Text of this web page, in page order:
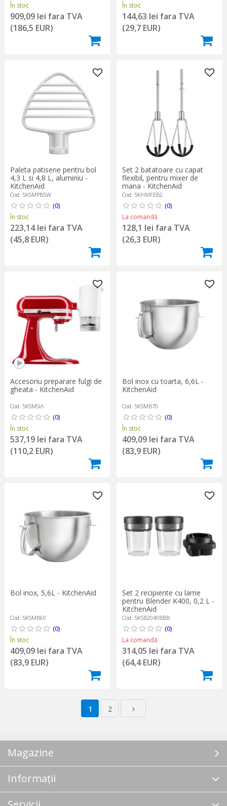
În stoc
909,09 lei fara TVA
(186,5 EUR)
În stoc
144,63 lei fara TVA
(29,7 EUR)
Paleta patiserie pentru bol
4,3 L si 4,8 L, aluminiu -
KitchenAid
Cod: 5KSMPB5W
(0)
În stoc
223,14 lei fara TVA
(45,8 EUR)
Set 2 batatoare cu capat
flexibil, pentru mixer de
mana - KitchenAid
Cod: 5KHMFEB2
(0)
La comandă
128,1 lei fara TVA
(26,3 EUR)
Accesoriu preparare fulgi de
gheata - KitchenAid
Cod: 5KSMSIA
(0)
În stoc
537,19 lei fara TVA
(110,2 EUR)
Bol inox cu toarta, 6,6L -
KitchenAid
Cod: 5KSMB70
(0)
În stoc
409,09 lei fara TVA
(83,9 EUR)
Bol inox, 5,6L - KitchenAid
Cod: 5KSMB60
(0)
În stoc
409,09 lei fara TVA
(83,9 EUR)
Set 2 recipiente cu lame
pentru Blender K400, 0,2 L -
KitchenAid
Cod: 5KSB2040BBB
(0)
La comandă
314,05 lei fara TVA
(64,4 EUR)
1 2
Magazine
Informații